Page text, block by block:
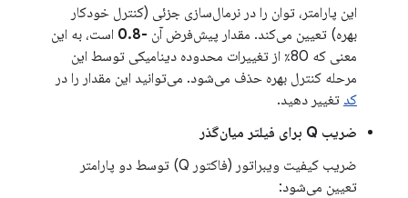
این پارامتر، توان را در نرمال‌سازی جزئی (کنترل خودکار
بهره) تعیین می‌کند. مقدار پیش‌فرض آن -0.8
است، به این
معنی که 80٪ از تغییرات محدوده دینامیکی توسط این
مرحله کنترل بهره حذف می‌شود. می‌توانید این مقدار را در
کد تغییر دهید.
ضریب Q برای فیلتر میان‌گذر
ضریب کیفیت ویبراتور (فاکتور Q) توسط دو پارامتر
تعیین می‌شود: